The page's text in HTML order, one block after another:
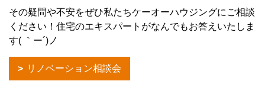
その疑問や不安をぜひ私たちケーオーハウジングにご相談
ください！住宅のエキスパートがなんでもお答えいたしま
す( ｀ー´)ノ
リノベーション相談会